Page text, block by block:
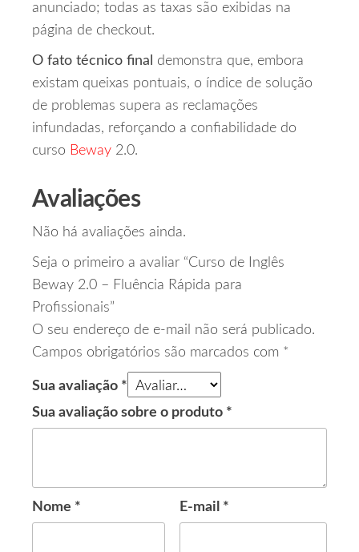
anunciado; todas as taxas são exibidas na
página de checkout.
O fato técnico final
demonstra que, embora
existam queixas pontuais, o índice de solução
de problemas supera as reclamações
infundadas, reforçando a confiabilidade do
curso Beway 2.0.
Avaliações
Não há avaliações ainda.
Seja o primeiro a avaliar “Curso de Inglês
Beway 2.0 – Fluência Rápida para
Profissionais”
O seu endereço de e-mail não será publicado.
Campos obrigatórios são marcados com *
Sua avaliação *
Sua avaliação sobre o produto *
Nome * E-mail *